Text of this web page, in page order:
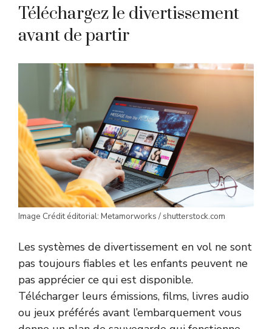
Téléchargez le divertissement
avant de partir
Image Crédit éditorial: Metamorworks / shutterstock.com
Les systèmes de divertissement en vol ne sont
pas toujours fiables et les enfants peuvent ne
pas apprécier ce qui est disponible.
Télécharger leurs émissions, films, livres audio
ou jeux préférés avant l’embarquement vous